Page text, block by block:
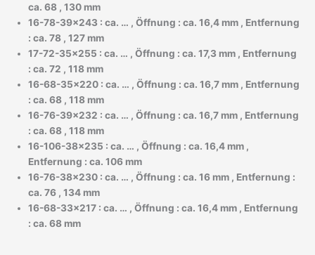
ca. 68 , 130 mm
16-78-39×243 : ca. … , Öffnung : ca. 16,4 mm , Entfernung
: ca. 78 , 127 mm
17-72-35×255 : ca. … , Öffnung : ca. 17,3 mm , Entfernung
: ca. 72 , 118 mm
16-68-35×220 : ca. … , Öffnung : ca. 16,7 mm , Entfernung
: ca. 68 , 118 mm
16-76-39×232 : ca. … , Öffnung : ca. 16,7 mm , Entfernung
: ca. 68 , 118 mm
16-106-38×235 : ca. … , Öffnung : ca. 16,4 mm ,
Entfernung : ca. 106 mm
16-76-38×230 : ca. … , Öffnung : ca. 16 mm , Entfernung :
ca. 76 , 134 mm
16-68-33×217 : ca. … , Öffnung : ca. 16,4 mm , Entfernung
: ca. 68 mm